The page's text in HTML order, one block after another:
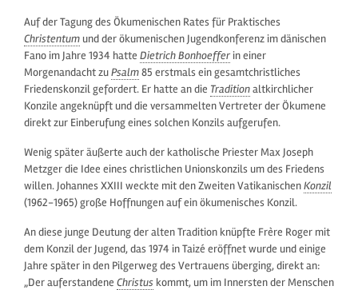
Auf der Tagung des Ökumenischen Rates für Praktisches
Christentum und der ökumenischen Jugendkonferenz im dänischen
Fano im Jahre 1934 hatte Dietrich Bonhoefferin einer
Morgenandacht zuPsalm85 erstmals ein gesamtchristliches
Friedenskonzil gefordert. Er hatte an die Traditionaltkirchlicher
Konzile angeknüpft und die versammelten Vertreter der Ökumene
direkt zur Einberufung eines solchen Konzils aufgerufen.
Wenig später äußerte auch der katholische Priester Max Joseph
Metzger die Idee eines christlichen Unionskonzils um des Friedens
willen. Johannes XXIII weckte mit den Zweiten VatikanischenKonzil
(1962-1965) große Hoffnungen auf ein ökumenisches Konzil.
An diese junge Deutung der alten Tradition knüpfte Frère Roger mit
dem Konzil der Jugend, das 1974 in Taizé eröffnet wurde und einige
Jahre später in den Pilgerweg des Vertrauens überging, direkt an:
„Der auferstandene Christus kommt, um im Innersten der Menschen